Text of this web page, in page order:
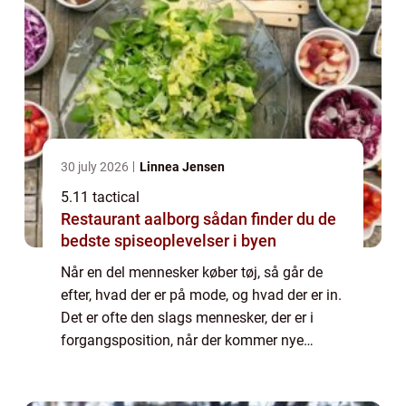
30 july 2026 Linnea Jensen
5.11 tactical
Restaurant aalborg sådan finder du de
bedste spiseoplevelser i byen
Når en del mennesker køber tøj, så går de
efter, hvad der er på mode, og hvad der er in.
Det er ofte den slags mennesker, der er i
forgangsposition, når der kommer nye